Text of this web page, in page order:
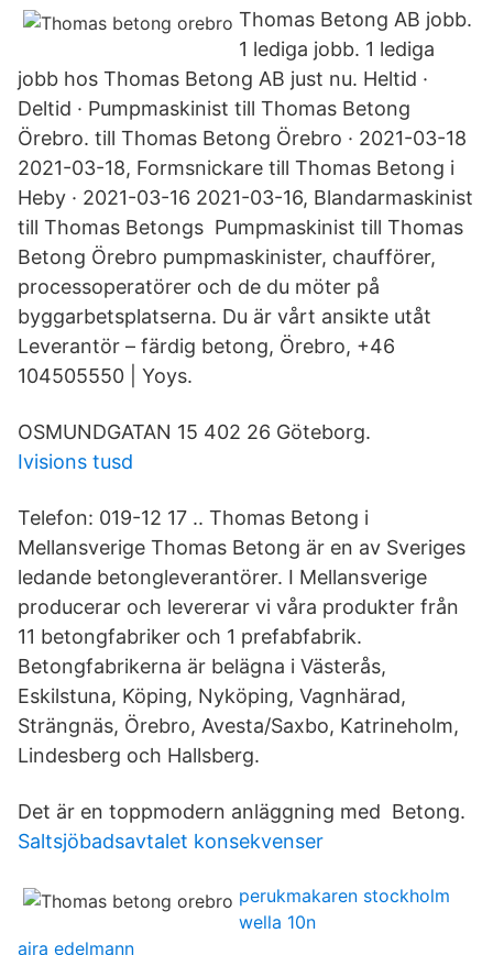
Thomas Betong AB jobb.
1 lediga jobb. 1 lediga
jobb hos Thomas Betong AB just nu. Heltid ·
Deltid · Pumpmaskinist till Thomas Betong
Örebro. till Thomas Betong Örebro · 2021-03-18
2021-03-18, Formsnickare till Thomas Betong i
Heby · 2021-03-16 2021-03-16, Blandarmaskinist
till Thomas Betongs Pumpmaskinist till Thomas
Betong Örebro pumpmaskinister, chaufförer,
processoperatörer och de du möter på
byggarbetsplatserna. Du är vårt ansikte utåt
Leverantör – färdig betong, Örebro, +46
104505550 | Yoys.
OSMUNDGATAN 15 402 26 Göteborg.
Ivisions tusd
Telefon: 019-12 17 .. Thomas Betong i
Mellansverige Thomas Betong är en av Sveriges
ledande betongleverantörer. I Mellansverige
producerar och levererar vi våra produkter från
11 betongfabriker och 1 prefabfabrik.
Betongfabrikerna är belägna i Västerås,
Eskilstuna, Köping, Nyköping, Vagnhärad,
Strängnäs, Örebro, Avesta/Saxbo, Katrineholm,
Lindesberg och Hallsberg.
Det är en toppmodern anläggning med Betong.
Saltsjöbadsavtalet konsekvenser
perukmakaren stockholm
wella 10n
aira edelmann